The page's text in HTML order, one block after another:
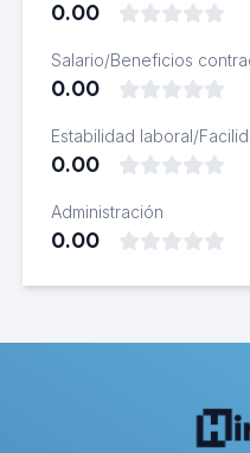
0.00
Salario/Beneficios
0.00
Estabilidad laboral/
0.00
Administración
0.00